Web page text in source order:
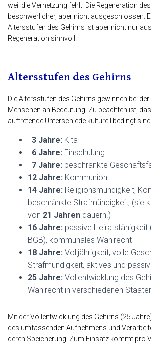
weil die Vernetzung fehlt. Die Regeneration
beschwerlicher, aber nicht ausgeschlossen.
Altersstufen des Gehirns ist aber nicht nur
Regeneration sinnvoll.
Altersstufen des Gehirns
Die Altersstufen des Gehirns gewinnen bei
Menschen an Bedeutung. Zu beachten ist,
auftretende Unterschiede kulturell bedingt sind.
3 Jahre: Kita
6 Jahre: Einschulung
7 Jahre: beschränkte
12 Jahre: Kommunion
14 Jahre: Religionsmündigkeit,
beschränkte Strafmündigkeit; (sie
von 21 Jahren dauern.)
16 Jahre: passive
BGB), kommunales Wahlrecht
18 Jahre: Volljährigkeit, volle
Strafmündigkeit, aktives und
25 Jahre: Vollentwicklung des
Wahlrecht in verschiedenen
Mit der Vollentwicklung des Gehirns (25
des umfassenden Aufnehmens und
deren Speicherung. Zum Einsatz kommt pro